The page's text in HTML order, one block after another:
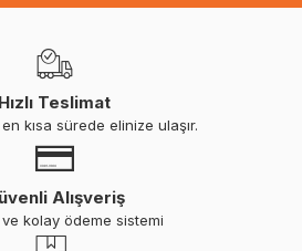
Hızlı Teslimat
kısa sürede elinize ulaşır.
Alışveriş
kolay ödeme sistemi